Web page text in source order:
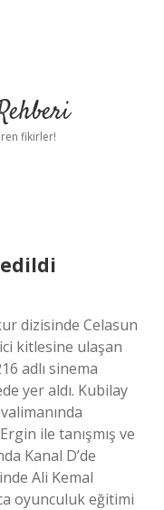
fikirler!
dizisinde Celasun
kitlesine ulaşan
adlı sinema
yer aldı. Kubilay
ile tanışmış ve
Kanal D’de
Ali Kemal
oyunculuk eğitimi